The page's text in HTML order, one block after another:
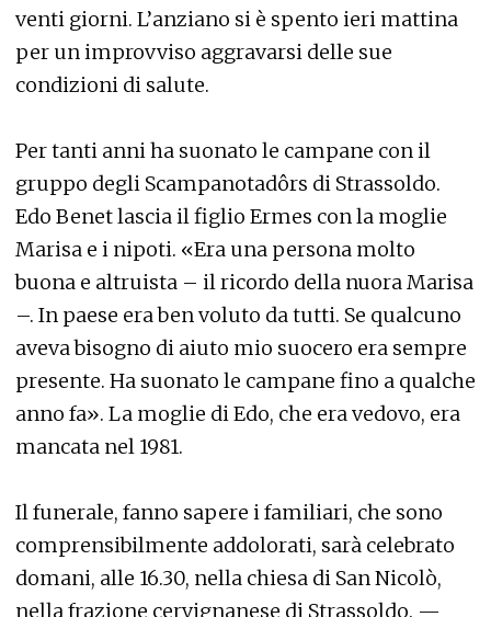
venti giorni. L’anziano si è spento ieri mattina
per un improvviso aggravarsi delle sue
condizioni di salute.
Per tanti anni ha suonato le campane con il
gruppo degli Scampanotadôrs di Strassoldo.
Edo Benet lascia il figlio Ermes con la moglie
Marisa e i nipoti. «Era una persona molto
buona e altruista – il ricordo della nuora Marisa
–. In paese era ben voluto da tutti. Se qualcuno
aveva bisogno di aiuto mio suocero era sempre
presente. Ha suonato le campane fino a qualche
anno fa». La moglie di Edo, che era vedovo, era
mancata nel 1981.
Il funerale, fanno sapere i familiari, che sono
comprensibilmente addolorati, sarà celebrato
domani, alle 16.30, nella chiesa di San Nicolò,
nella frazione cervignanese di Strassoldo. —